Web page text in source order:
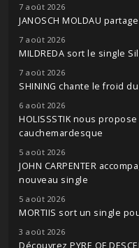
7 août 2026
JANOSCH MOLDAU
7 août 2026
MILDREDA sort le single
7 août 2026
SHINING chante le froid
6 août 2026
HOLISSSTIK nous
cauchemardesque
5 août 2026
JOHN CARPENTER
nouveau single
5 août 2026
MORTIIS sort un single
3 août 2026
Découvrez PYRE OF